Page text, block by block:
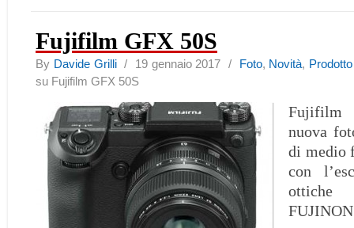
Fujifilm GFX 50S
By Davide Grilli/ 19 gennaio 2017 / Foto, Novità, Prodotto
su Fujifilm GFX 50S
Fujifilm
nuova
di medio
con
ottiche